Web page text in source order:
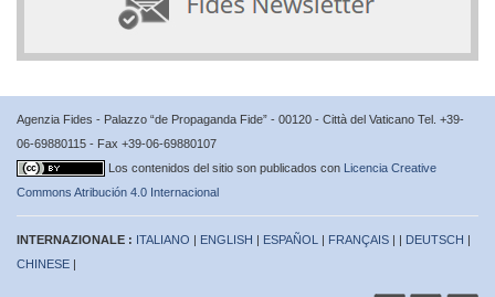
Agenzia Fides - Palazzo “de Propaganda Fide” - 00120 - Città del Vaticano Tel. +39-
06-69880115 - Fax +39-06-69880107
Los contenidos del sitio son publicados con Licencia Creative
Commons Atribución 4.0 Internacional
INTERNAZIONALE : ITALIANO | ENGLISH | ESPAÑOL | FRANÇAIS | | DEUTSCH |
CHINESE |